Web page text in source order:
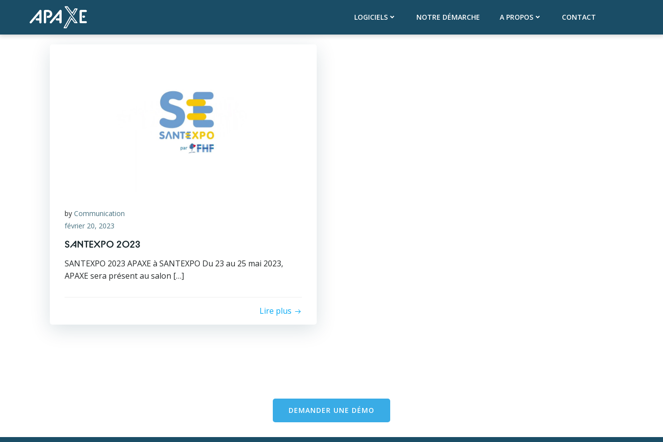
LOGICIELS NOTRE DÉMARCHE A PROPOS CONTACT
by Communication
février 20, 2023
SANTEXPO 2023
SANTEXPO 2023 APAXE à SANTEXPO Du 23 au 25 mai 2023,
APAXE sera présent au salon […]
Lire plus
DEMANDER UNE DÉMO